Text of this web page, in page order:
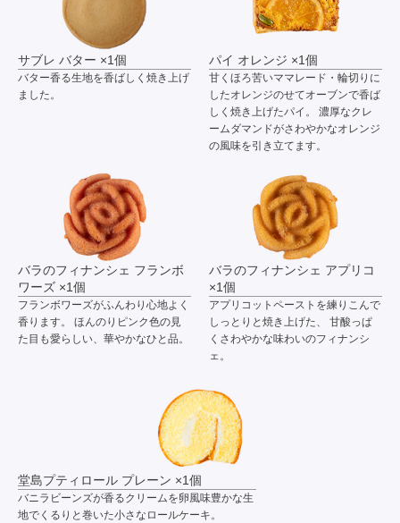
サブレ バター ×1個
バター香る生地を香ばしく焼き上げ
ました。
パイ オレンジ ×1個
甘くほろ苦いママレード・輪切りに
したオレンジのせてオーブンで香ば
しく焼き上げたパイ。 濃厚なクレ
ームダマンドがさわやかなオレンジ
の風味を引き立てます。
バラのフィナンシェ フランボ
ワーズ ×1個
フランボワーズがふんわり心地よく
香ります。 ほんのりピンク色の見
た目も愛らしい、華やかなひと品。
バラのフィナンシェ アプリコ
×1個
アプリコットペーストを練りこんで
しっとりと焼き上げた、 甘酸っぱ
くさわやかな味わいのフィナンシ
ェ。
堂島プティロール プレーン ×1個
バニラビーンズが香るクリームを卵風味豊かな生
地でくるりと巻いた小さなロールケーキ。